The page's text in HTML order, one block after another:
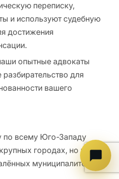
переписку,
и используют судебную
достижения
опытные адвокаты
для
вашего
по всему Юго-Западу
городах, но и в
муниципалитетах.